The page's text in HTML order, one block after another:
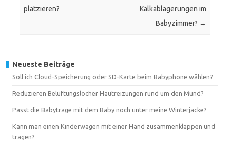
platzieren?
Kalkablagerungen im
Babyzimmer? →
Neueste Beiträge
Soll ich Cloud-Speicherung oder SD-Karte beim Babyphone wählen?
Reduzieren Belüftungslöcher Hautreizungen rund um den Mund?
Passt die Babytrage mit dem Baby noch unter meine Winterjacke?
Kann man einen Kinderwagen mit einer Hand zusammenklappen und
tragen?